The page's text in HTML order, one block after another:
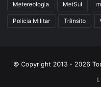
Metereologia MetSul
Policia Militar Trânsito
© Copyright 2013 - 2026